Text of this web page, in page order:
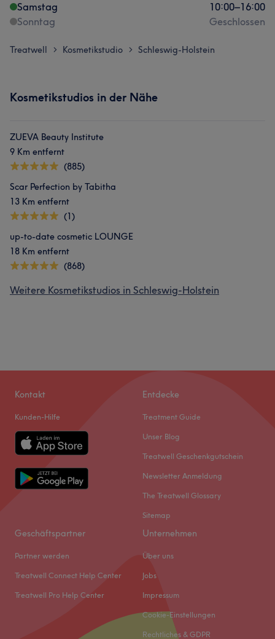
Samstag
10:00–16:00
Sonntag
Geschlossen
Treatwell > Kosmetikstudio > Schleswig-Holstein
Kosmetikstudios in der Nähe
ZUEVA Beauty Institute
9 Km entfernt
(885)
Scar Perfection by Tabitha
13 Km entfernt
(1)
up-to-date cosmetic LOUNGE
18 Km entfernt
(868)
Weitere Kosmetikstudios in Schleswig-Holstein
Kontakt
Kunden-Hilfe
Entdecke
Treatment Guide
Unser Blog
Treatwell Geschenkgutschein
Newsletter Anmeldung
The Treatwell Glossary
Sitemap
Geschäftspartner
Partner werden
Treatwell Connect Help Center
Treatwell Pro Help Center
Unternehmen
Über uns
Jobs
Impressum
Cookie-Einstellungen
Rechtliches & GDPR